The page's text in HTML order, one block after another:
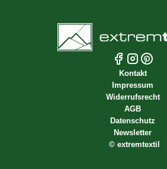
Kontakt
Impressum
Widerrufsrecht
AGB
Datenschutz
Newsletter
© extremtextil